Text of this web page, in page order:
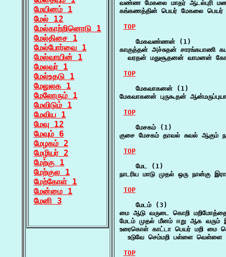
மேயினம் 1
மேல் 12
மேல்காற்றினொடு 1
மேல்திசை 1
மேல்போர்வை 1
மேல்வாயின் 1
மேலவர் 1
மேல்உதடு 1
மேலுலக 1
மேலோரும் 1
மேவிடும் 1
மேவிய 1
மேவு 12
மேவும் 6
மேழகம் 2
மேழியர் 2
மேற்கு 1
மேற்குல 1
மேற்கோள் 1
மேன்மை 1
மேனி 3
வண்ண மேகலை மாதர் ஆடல்புரி
கங்கணத்தின் பெயர் மேகலை பெயர்
TOP
    மேகவண்ணன் (1)
காகுத்தன் அச்சுதன்
வரதன் மதுசூதனன் வாமனன்
TOP
    மேகவாகனன் (1)
மேகவாகனன் புருகூதன்
TOP
    மேசகம் (1)
குசை மேசகம் தாவல் சுவல் ஆகும்
TOP
    மேட (1)
நாடரிய மாடு முதல் ஒரு நான்கு
TOP
    மேடம் (3)
மை ஆடு வருடை கொறி
மேடம் முதல் மீனம் ஈறு ஆக வரும்
உரைகொள் காட்டா பெயர் மறி மை
உடுவே செம்மறி பள்ளை
TOP